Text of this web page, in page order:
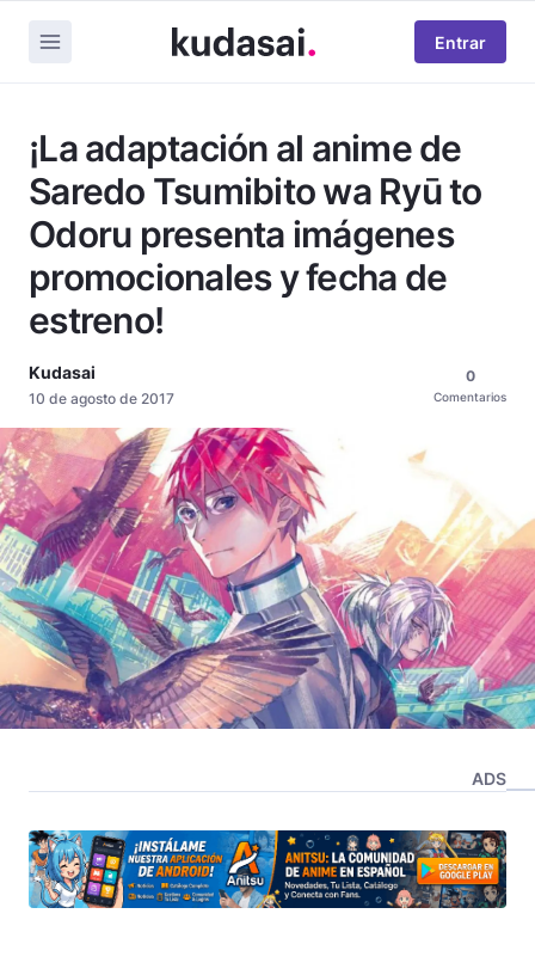
Entrar
¡La adaptación al anime de
Saredo Tsumibito wa Ryū to
Odoru presenta imágenes
promocionales y fecha de
estreno!
Kudasai
10 de agosto de 2017
0
Comentarios
ADS